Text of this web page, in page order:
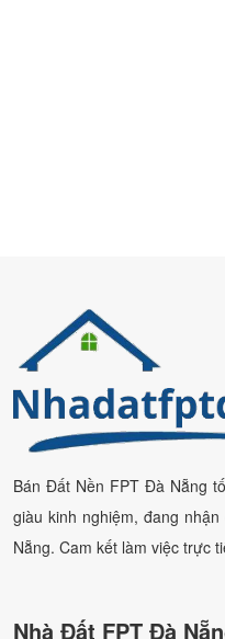
Bán Đất Nền FPT Đà Nẵng
giàu kinh nghiệm, đang
Nẵng. Cam kết làm việc trực
Nhà Đất FPT Đà